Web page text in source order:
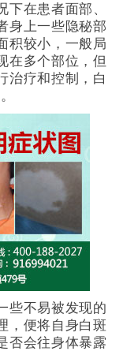
在患者面部、
身上一些隐秘部
积较小，一般局
在多个部位，但
治疗和控制，白
不易被发现的
，便将自身白斑
否会往身体暴露